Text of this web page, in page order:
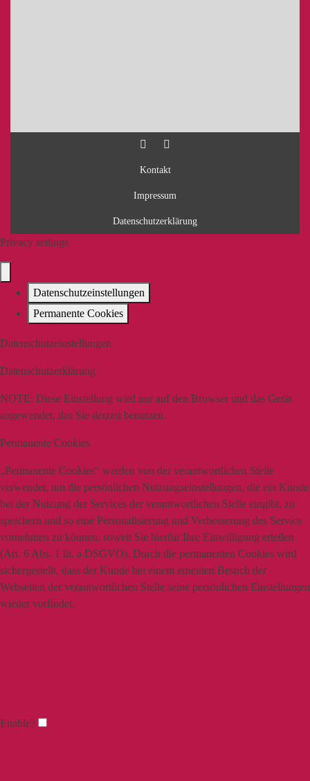
Kontakt
Impressum
Datenschutzerklärung
Privacy settings
Datenschutzeinstellungen
Permanente Cookies
Datenschutzeinstellungen
Datenschutzerklärung
NOTE: Diese Einstellung wird nur auf den Browser und das Gerät
angewendet, das Sie derzeit benutzen.
Permanente Cookies
„Permanente Cookies“ werden von der verantwortlichen Stelle
verwendet, um die persönlichen Nutzungseinstellungen, die ein Kunde
bei der Nutzung der Services der verantwortlichen Stelle eingibt, zu
speichern und so eine Personalisierung und Verbesserung des Service
vornehmen zu können, soweit Sie hierfür Ihre Einwilligung erteilen
(Art. 6 Abs. 1 lit. a DSGVO). Durch die permanenten Cookies wird
sichergestellt, dass der Kunde bei einem erneuten Besuch der
Webseiten der verantwortlichen Stelle seine persönlichen Einstellungen
wieder vorfindet.
Enable?